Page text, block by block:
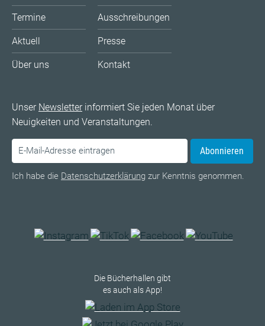
Termine
Aktuell
Über uns
Ausschreibungen
Presse
Kontakt
Unser Newsletterinformiert Sie jeden Monat über
Neuigkeiten und Veranstaltungen.
Abonnieren
Ich habe die Datenschutzerklärung zur Kenntnis genommen.
Die Bücherhallen gibt
es auch als App!